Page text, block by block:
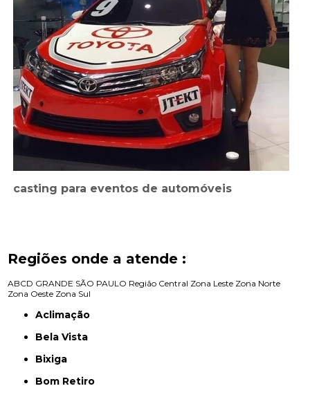
casting para eventos de automóveis
Regiões onde a atende :
ABCD GRANDE SÃO PAULO Região Central Zona Leste Zona Norte
Zona Oeste Zona Sul
Aclimação
Bela Vista
Bixiga
Bom Retiro